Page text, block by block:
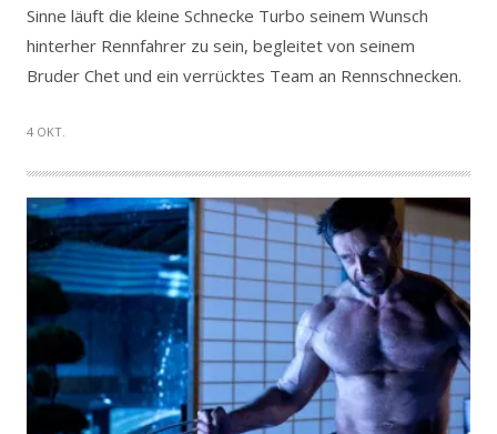
Sinne läuft die kleine Schnecke Turbo seinem Wunsch
hinterher Rennfahrer zu sein, begleitet von seinem
Bruder Chet und ein verrücktes Team an Rennschnecken.
4 OKT.